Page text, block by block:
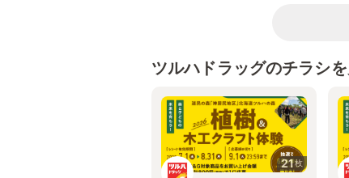
ツルハドラッグのチラシ
21枚